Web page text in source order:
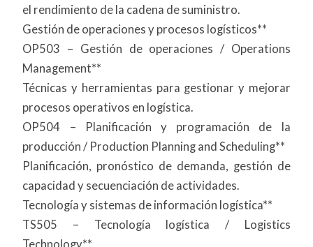
el rendimiento de la cadena de suministro.
Gestión de operaciones y procesos logísticos**
OP503 – Gestión de operaciones / Operations
Management**
Técnicas y herramientas para gestionar y mejorar
procesos operativos en logística.
OP504 – Planificación y programación de la
producción / Production Planning and Scheduling**
Planificación, pronóstico de demanda, gestión de
capacidad y secuenciación de actividades.
Tecnología y sistemas de información logística**
TS505 – Tecnología logística / Logistics